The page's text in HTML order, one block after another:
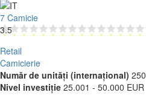
7 Camicie
3.5
Retail
Camicierie
Număr de unități (internațional) 250
Nivel investiție 25.001 - 50.000 EUR